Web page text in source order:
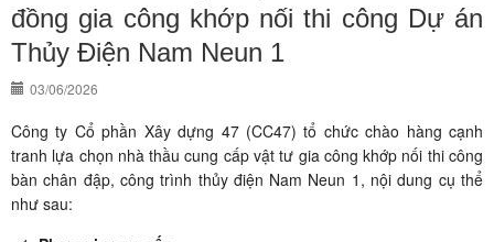
đồng gia công khớp nối thi công Dự án
Thủy Điện Nam Neun 1
03/06/2026
Công ty Cổ phần Xây dựng 47 (CC47) tổ chức chào hàng cạnh
tranh lựa chọn nhà thầu cung cấp vật tư gia công khớp nối thi công
bàn chân đập, công trình thủy điện Nam Neun 1, nội dung cụ thể
như sau: